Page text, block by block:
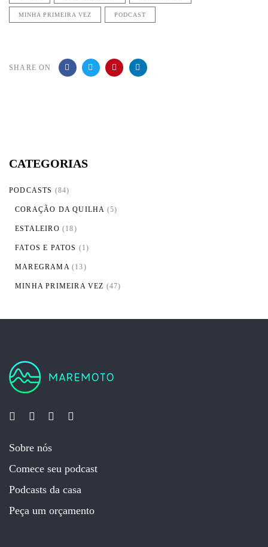
MINHA PRIMEIRA VEZ PODCAST
SHARE ON
CATEGORIAS
PODCASTS (84)
CORAÇÃO DA QUILHA (5)
ESTALEIRO (18)
FATOS E PATOS (1)
MAREGRAMA(13)
MINHA PRIMEIRA VEZ (47)
Sobre nós
Comece seu podcast
Podcasts da casa
Peça um orçamento